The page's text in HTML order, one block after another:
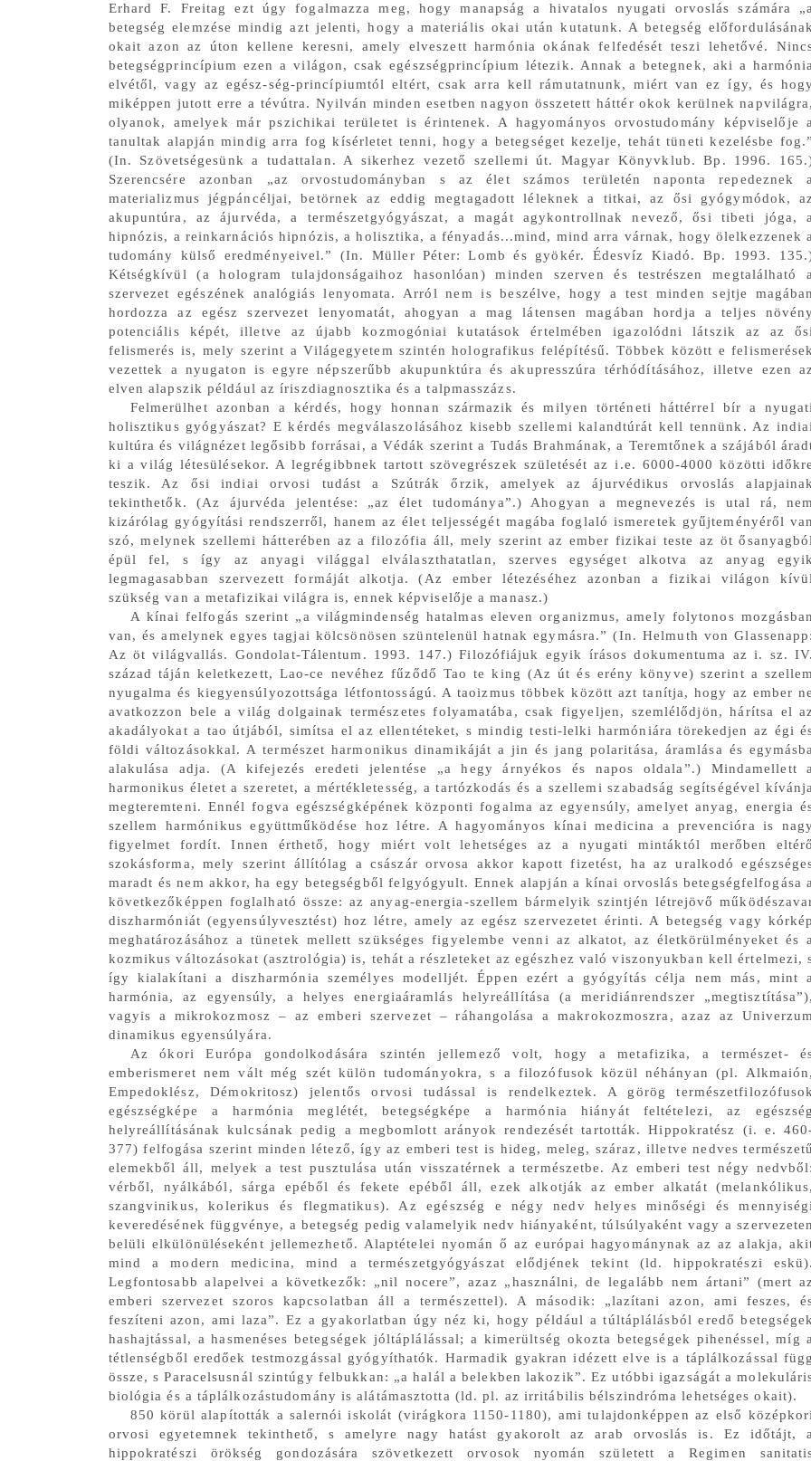
Erhard F. Freitag ezt úgy fogalmazza meg, hogy manapság a hivatalos nyugati orvoslás számára
betegség elemzése mindig azt jelenti, hogy a materiális okai után kutatunk. A betegség
okait azon az úton kellene keresni, amely elveszett harmónia okának felfedését teszi lehetővé.
betegségprincípium ezen a világon, csak egészségprincípium létezik. Annak a betegnek, aki a
elvétől, vagy az egész-ség-princípiumtól eltért, csak arra kell rámutatnunk, miért van ez így, és
miképpen jutott erre a tévútra. Nyilván minden esetben nagyon összetett háttér okok kerülnek napvilágra,
olyanok, amelyek már pszichikai területet is érintenek. A hagyományos orvostudomány képviselője
tanultak alapján mindig arra fog kísérletet tenni, hogy a betegséget kezelje, tehát tüneti kezelésbe fog.”
(In. Szövetségesünk a tudattalan. A sikerhez vezető szellemi út. Magyar Könyvklub. Bp. 1996.
Szerencsére azonban „az orvostudományban s az élet számos területén naponta repedeznek
materializmus jégpáncéljai, betörnek az eddig megtagadott léleknek a titkai, az ősi gyógymódok,
akupuntúra, az ájurvéda, a természetgyógyászat, a magát agykontrollnak nevező, ősi tibeti jóga,
hipnózis, a reinkarnációs hipnózis, a holisztika, a fényadás...mind, mind arra várnak, hogy ölelkezzenek
tudomány külső eredményeivel.” (In. Müller Péter: Lomb és gyökér. Édesvíz Kiadó. Bp. 1993.
Kétségkívül (a hologram tulajdonságaihoz hasonlóan) minden szerven és testrészen megtalálható
szervezet egészének analógiás lenyomata. Arról nem is beszélve, hogy a test minden sejtje magában
hordozza az egész szervezet lenyomatát, ahogyan a mag látensen magában hordja a teljes
potenciális képét, illetve az újabb kozmogóniai kutatások értelmében igazolódni látszik az az
felismerés is, mely szerint a Világegyetem szintén holografikus felépítésű. Többek között e
vezettek a nyugaton is egyre népszerűbb akupunktúra és akupresszúra térhódításához, illetve ezen
elven alapszik például az íriszdiagnosztika és a talpmasszázs.
Felmerülhet azonban a kérdés, hogy honnan származik és milyen történeti háttérrel bír a
holisztikus gyógyászat? E kérdés megválaszolásához kisebb szellemi kalandtúrát kell tennünk. Az
kultúra és világnézet legősibb forrásai, a Védák szerint a Tudás Brahmának, a Teremtőnek a szájából
ki a világ létesülésekor. A legrégibbnek tartott szövegrészek születését az i.e. 6000-4000 közötti időkre
teszik. Az ősi indiai orvosi tudást a Szútrák őrzik, amelyek az ájurvédikus orvoslás
tekinthetők. (Az ájurvéda jelentése: „az élet tudománya”.) Ahogyan a megnevezés is utal rá,
kizárólag gyógyítási rendszerről, hanem az élet teljességét magába foglaló ismeretek gyűjteményéről van
szó, melynek szellemi hátterében az a filozófia áll, mely szerint az ember fizikai teste az öt
épül fel, s így az anyagi világgal elválaszthatatlan, szerves egységet alkotva az anyag
legmagasabban szervezett formáját alkotja. (Az ember létezéséhez azonban a fizikai világon
szükség van a metafizikai világra is, ennek képviselője a manasz.)
A kínai felfogás szerint „a világmindenség hatalmas eleven organizmus, amely folytonos mozgásban
van, és amelynek egyes tagjai kölcsönösen szüntelenül hatnak egymásra.” (In. Helmuth von Glassenapp:
Az öt világvallás. Gondolat-Tálentum. 1993. 147.) Filozófiájuk egyik írásos dokumentuma az i. sz. IV.
század táján keletkezett, Lao-ce nevéhez fűződő Tao te king (Az út és erény könyve) szerint a
nyugalma és kiegyensúlyozottsága létfontosságú. A taoizmus többek között azt tanítja, hogy az ember ne
avatkozzon bele a világ dolgainak természetes folyamatába, csak figyeljen, szemlélődjön, hárítsa el
akadályokat a tao útjából, simítsa el az ellentéteket, s mindig testi-lelki harmóniára törekedjen az égi
földi változásokkal. A természet harmonikus dinamikáját a jin és jang polaritása, áramlása és
alakulása adja. (A kifejezés eredeti jelentése „a hegy árnyékos és napos oldala”.) Mindamellett
harmonikus életet a szeretet, a mértékletesség, a tartózkodás és a szellemi szabadság segítségével
megteremteni. Ennél fogva egészségképének központi fogalma az egyensúly, amelyet anyag, energia
szellem harmónikus együttműködése hoz létre. A hagyományos kínai medicina a prevencióra is
figyelmet fordít. Innen érthető, hogy miért volt lehetséges az a nyugati mintáktól merőben eltérő
szokásforma, mely szerint állítólag a császár orvosa akkor kapott fizetést, ha az uralkodó
maradt és nem akkor, ha egy betegségből felgyógyult. Ennek alapján a kínai orvoslás betegségfelfogása
következőképpen foglalható össze: az anyag-energia-szellem bármelyik szintjén létrejövő
diszharmóniát (egyensúlyvesztést) hoz létre, amely az egész szervezetet érinti. A betegség vagy kórkép
meghatározásához a tünetek mellett szükséges figyelembe venni az alkatot, az életkörülményeket és
kozmikus változásokat (asztrológia) is, tehát a részleteket az egészhez való viszonyukban kell értelmezi,
így kialakítani a diszharmónia személyes modelljét. Éppen ezért a gyógyítás célja nem más, mint
harmónia, az egyensúly, a helyes energiaáramlás helyreállítása (a meridiánrendszer „megtisztítása”),
vagyis a mikrokozmosz – az emberi szervezet – ráhangolása a makrokozmoszra, azaz az
dinamikus egyensúlyára.
Az ókori Európa gondolkodására szintén jellemező volt, hogy a metafizika, a természet-
emberismeret nem vált még szét külön tudományokra, s a filozófusok közül néhányan (pl. Alkmaión,
Empedoklész, Démokritosz) jelentős orvosi tudással is rendelkeztek. A görög
egészségképe a harmónia meglétét, betegségképe a harmónia hiányát feltételezi, az egészség
helyreállításának kulcsának pedig a megbomlott arányok rendezését tartották. Hippokratész (i. e.
377) felfogása szerint minden létező, így az emberi test is hideg, meleg, száraz, illetve nedves természetű
elemekből áll, melyek a test pusztulása után visszatérnek a természetbe. Az emberi test négy nedvből:
vérből, nyálkából, sárga epéből és fekete epéből áll, ezek alkotják az ember alkatát (melankólikus,
szangvinikus, kolerikus és flegmatikus). Az egészség e négy nedv helyes minőségi és
keveredésének függvénye, a betegség pedig valamelyik nedv hiányaként, túlsúlyaként vagy a szervezeten
belüli elkülönüléseként jellemezhető. Alaptételei nyomán ő az európai hagyománynak az az alakja,
mind a modern medicina, mind a természetgyógyászat elődjének tekint (ld. hippokratészi eskü).
Legfontosabb alapelvei a következők: „nil nocere”, azaz „használni, de legalább nem ártani” (mert
emberi szervezet szoros kapcsolatban áll a természettel). A második: „lazítani azon, ami feszes,
feszíteni azon, ami laza”. Ez a gyakorlatban úgy néz ki, hogy például a túltáplálásból eredő
hashajtással, a hasmenéses betegségek jóltáplálással; a kimerültség okozta betegségek pihenéssel, míg
tétlenségből eredőek testmozgással gyógyíthatók. Harmadik gyakran idézett elve is a táplálkozással függ
össze, s Paracelsusnál szintúgy felbukkan: „a halál a belekben lakozik”. Ez utóbbi igazságát a
biológia és a táplálkozástudomány is alátámasztotta (ld. pl. az irritábilis bélszindróma lehetséges okait).
850 körül alapították a salernói iskolát (virágkora 1150-1180), ami tulajdonképpen az első
orvosi egyetemnek tekinthető, s amelyre nagy hatást gyakorolt az arab orvoslás is. Ez időtájt,
hippokratészi örökség gondozására szövetkezett orvosok nyomán született a Regimen